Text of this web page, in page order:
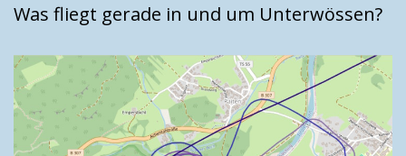
Was fliegt gerade in und um Unterwössen?